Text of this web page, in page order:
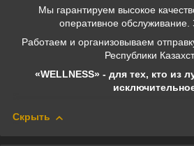
Мы гарантируем высокое
оперативное обслуживание.
Работаем и организовываем
Республики
«WELLNESS» - для тех, кто из
Скрыть